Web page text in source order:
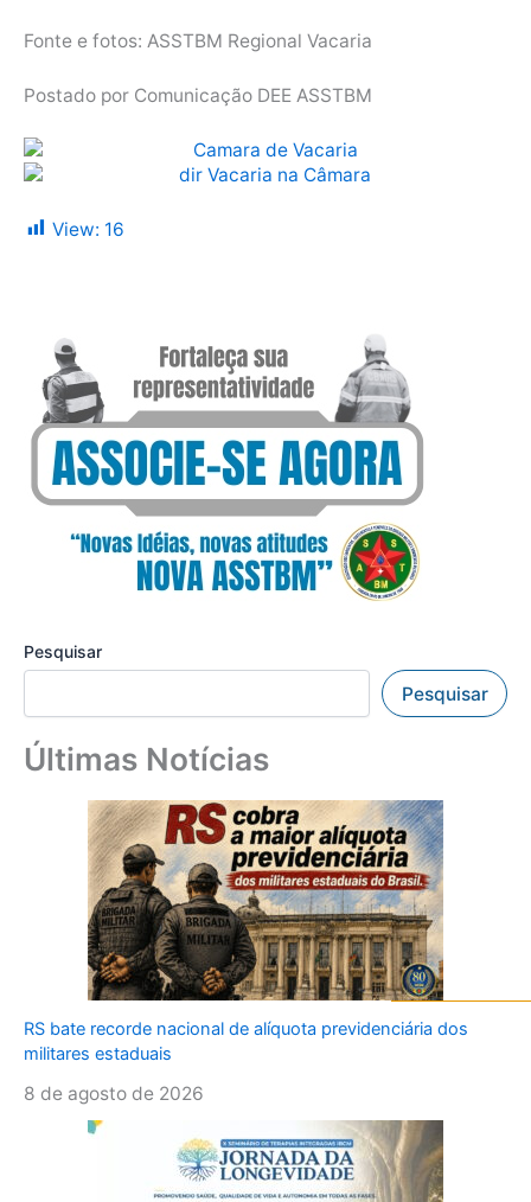
Fonte e fotos: ASSTBM Regional Vacaria
Postado por Comunicação DEE ASSTBM
View: 16
Pesquisar
Pesquisar
Últimas Notícias
RS bate recorde nacional de alíquota previdenciária dos
militares estaduais
8 de agosto de 2026